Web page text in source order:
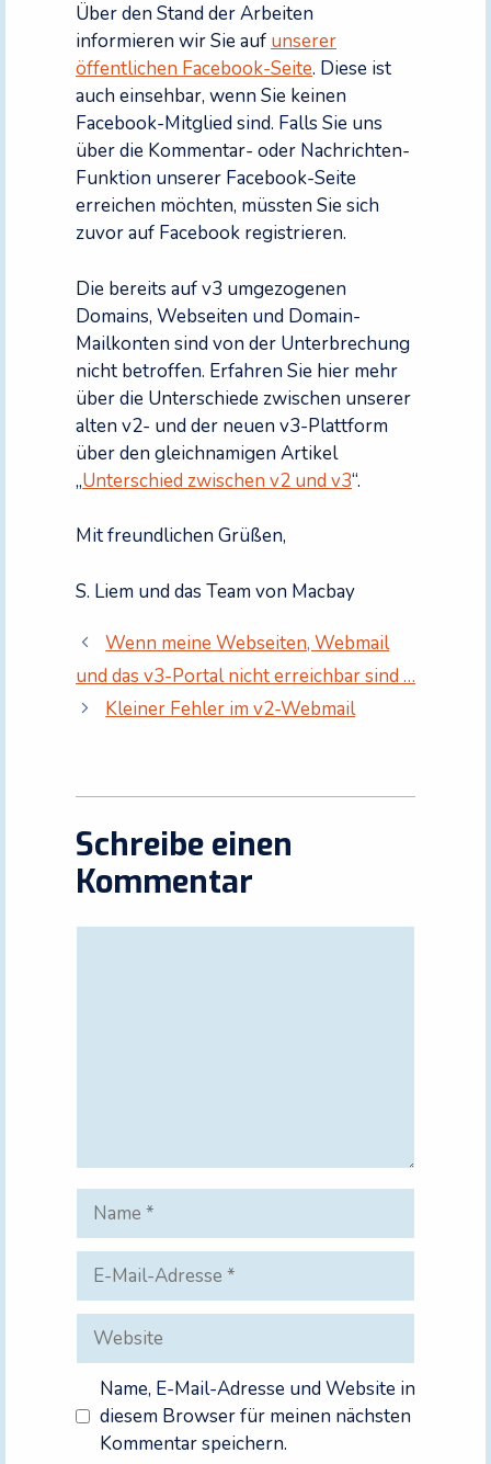
Über den Stand der Arbeiten
informieren wir Sie auf unserer
öffentlichen Facebook-Seite. Diese ist
auch einsehbar, wenn Sie keinen
Facebook-Mitglied sind. Falls Sie uns
über die Kommentar- oder Nachrichten-
Funktion unserer Facebook-Seite
erreichen möchten, müssten Sie sich
zuvor auf Facebook registrieren.
Die bereits auf v3 umgezogenen
Domains, Webseiten und Domain-
Mailkonten sind von der Unterbrechung
nicht betroffen. Erfahren Sie hier mehr
über die Unterschiede zwischen unserer
alten v2- und der neuen v3-Plattform
über den gleichnamigen Artikel
„Unterschied zwischen v2 und v3“.
Mit freundlichen Grüßen,
S. Liem und das Team von Macbay
Wenn meine Webseiten, Webmail
und das v3-Portal nicht erreichbar sind …
Kleiner Fehler im v2-Webmail
Schreibe einen
Kommentar
Name
Mail-
Adresse
Website
Name, E-Mail-Adresse und Website in
diesem Browser für meinen nächsten
Kommentar speichern.